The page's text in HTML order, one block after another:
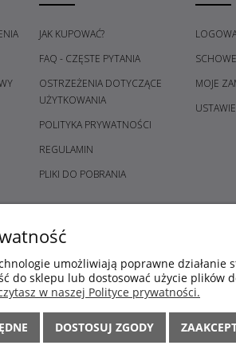
JAK KUPOWAĆ?
FAQ - CZĘSTE PYTANIA
OSTRZEŻENIA DOTYCZĄCE
UŻYTKOWANIA
POLITYKA PRYWATNOŚCI
REGULAMIN
PLIKI DO POBRANIA
MOJE
umożliwiają poprawne
do sklepu lub dostosować użycie plików
w naszej Polityce prywatności.
DOSTOSUJ ZGODY